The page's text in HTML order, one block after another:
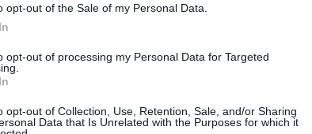
opt-out of the Sale of my Personal Data.
opt-out of processing my Personal Data for Targeted
opt-out of Collection, Use, Retention, Sale, and/or Sharing
Data that Is Unrelated with the Purposes for which it
την απόλαυση σε ένα ρόφημα, αλλά
να κατακτήσει την κορυφή της
το μεσημέρι.
ισοδυναμεί με μια
τον εκνευρισμένο και στάσιμο.